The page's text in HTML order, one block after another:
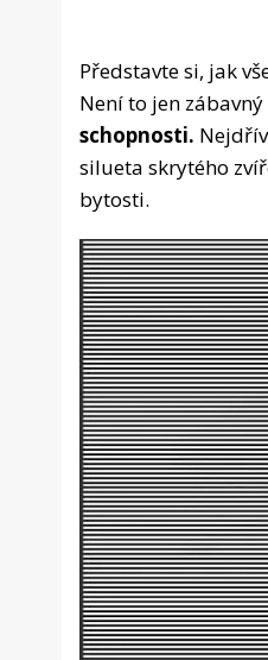
Představte si, jak
Není to jen
schopnosti.
silueta skrytého
bytosti.